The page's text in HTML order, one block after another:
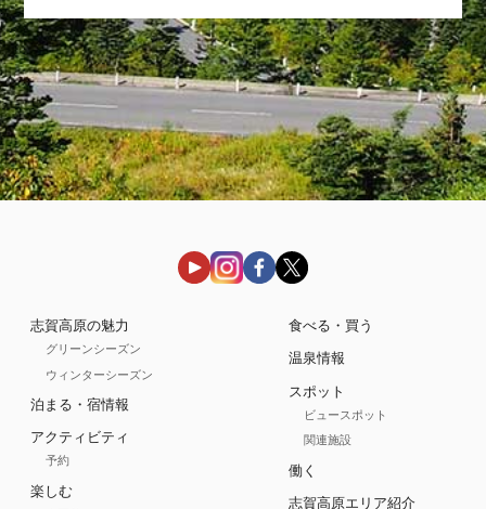
志賀高原の魅力
グリーンシーズン
ウィンターシーズン
泊まる・宿情報
アクティビティ
予約
楽しむ
食べる・買う
温泉情報
スポット
ビュースポット
関連施設
働く
志賀高原エリア紹介